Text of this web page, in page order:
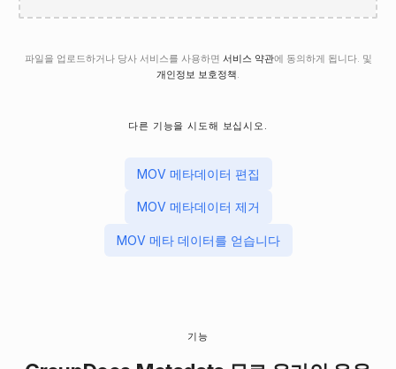
파일을 업로드하거나 당사 서비스를 사용하면 서비스 약관에 동의하게 됩니다. 및
개인정보 보호정책.
다른 기능을 시도해 보십시오.
MOV 메타데이터 편집
MOV 메타데이터 제거
MOV 메타 데이터를 얻습니다
기능